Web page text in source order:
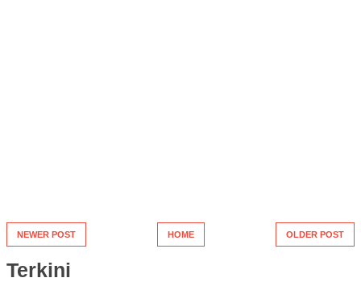
NEWER POST OLDER POST
HOME
Terkini